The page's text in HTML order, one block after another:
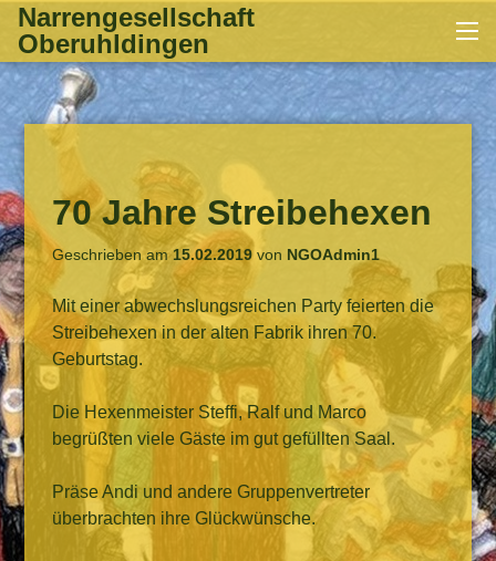
Zum
Inhalt
springen
Narrengesellschaft
Oberuhldingen
70 Jahre Streibehexen
Geschrieben am15.02.2019von NGOAdmin1
Mit einer abwechslungsreichen Party feierten die
Streibehexen in der alten Fabrik ihren 70.
Geburtstag.
Die Hexenmeister Steffi, Ralf und Marco
begrüßten viele Gäste im gut gefüllten Saal.
Präse Andi und andere Gruppenvertreter
überbrachten ihre Glückwünsche.